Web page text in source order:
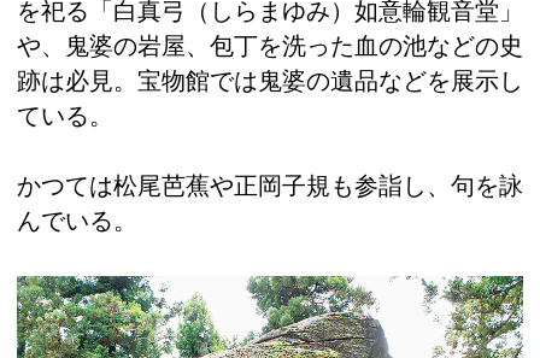
を祀る「白真弓（しらまゆみ）如意輪観音堂」
や、鬼婆の岩屋、包丁を洗った血の池などの史
跡は必見。宝物館では鬼婆の遺品などを展示し
ている。
かつては松尾芭蕉や正岡子規も参詣し、句を詠
んでいる。